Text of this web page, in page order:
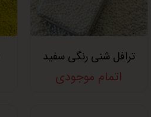
ترافل شنی رنگی سفید
اتمام موجودی